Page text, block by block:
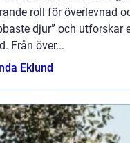
roll för överlevnad
djur” och
Från över...
Eklund